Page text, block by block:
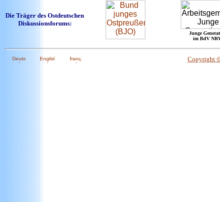
Die Träger des Ostdeutschen
Diskussionsforums:
Junge
im BdV
Copyright